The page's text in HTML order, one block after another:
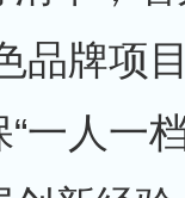
品牌项
一人一